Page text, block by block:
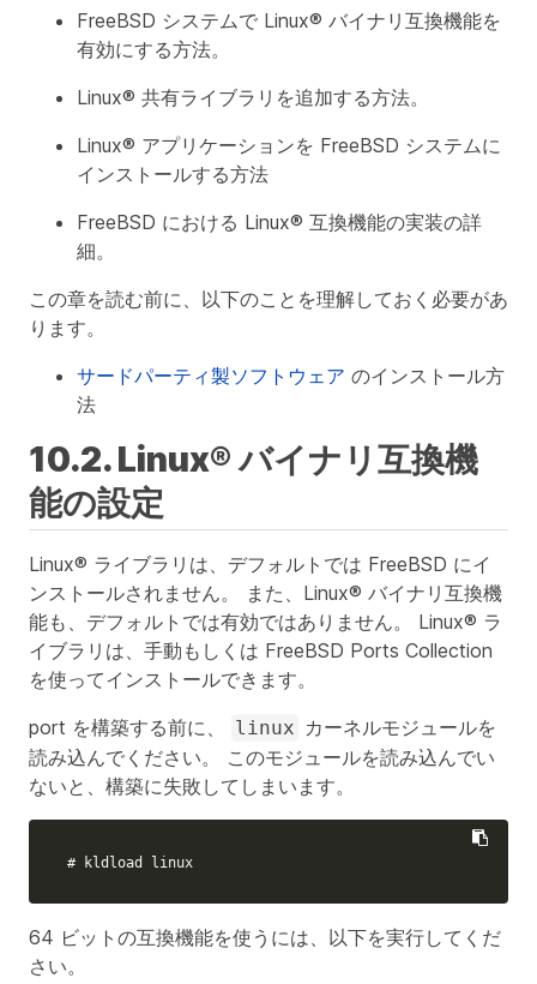
FreeBSD システムで Linux® バイナリ互換機能を
有効にする方法。
Linux® 共有ライブラリを追加する方法。
Linux® アプリケーションを FreeBSD システムに
インストールする方法
FreeBSD における Linux® 互換機能の実装の詳
細。
この章を読む前に、以下のことを理解しておく必要があ
ります。
サードパーティ製ソフトウェア のインストール方
法
10.2. Linux® バイナリ互換機
能の設定
Linux® ライブラリは、デフォルトでは FreeBSD にイ
ンストールされません。 また、Linux® バイナリ互換機
能も、デフォルトでは有効ではありません。 Linux® ラ
イブラリは、手動もしくは FreeBSD Ports Collection
を使ってインストールできます。
port を構築する前に、
linux カーネルモジュールを
読み込んでください。 このモジュールを読み込んでい
ないと、構築に失敗してしまいます。
# kldload linux
64 ビットの互換機能を使うには、以下を実行してくだ
さい。